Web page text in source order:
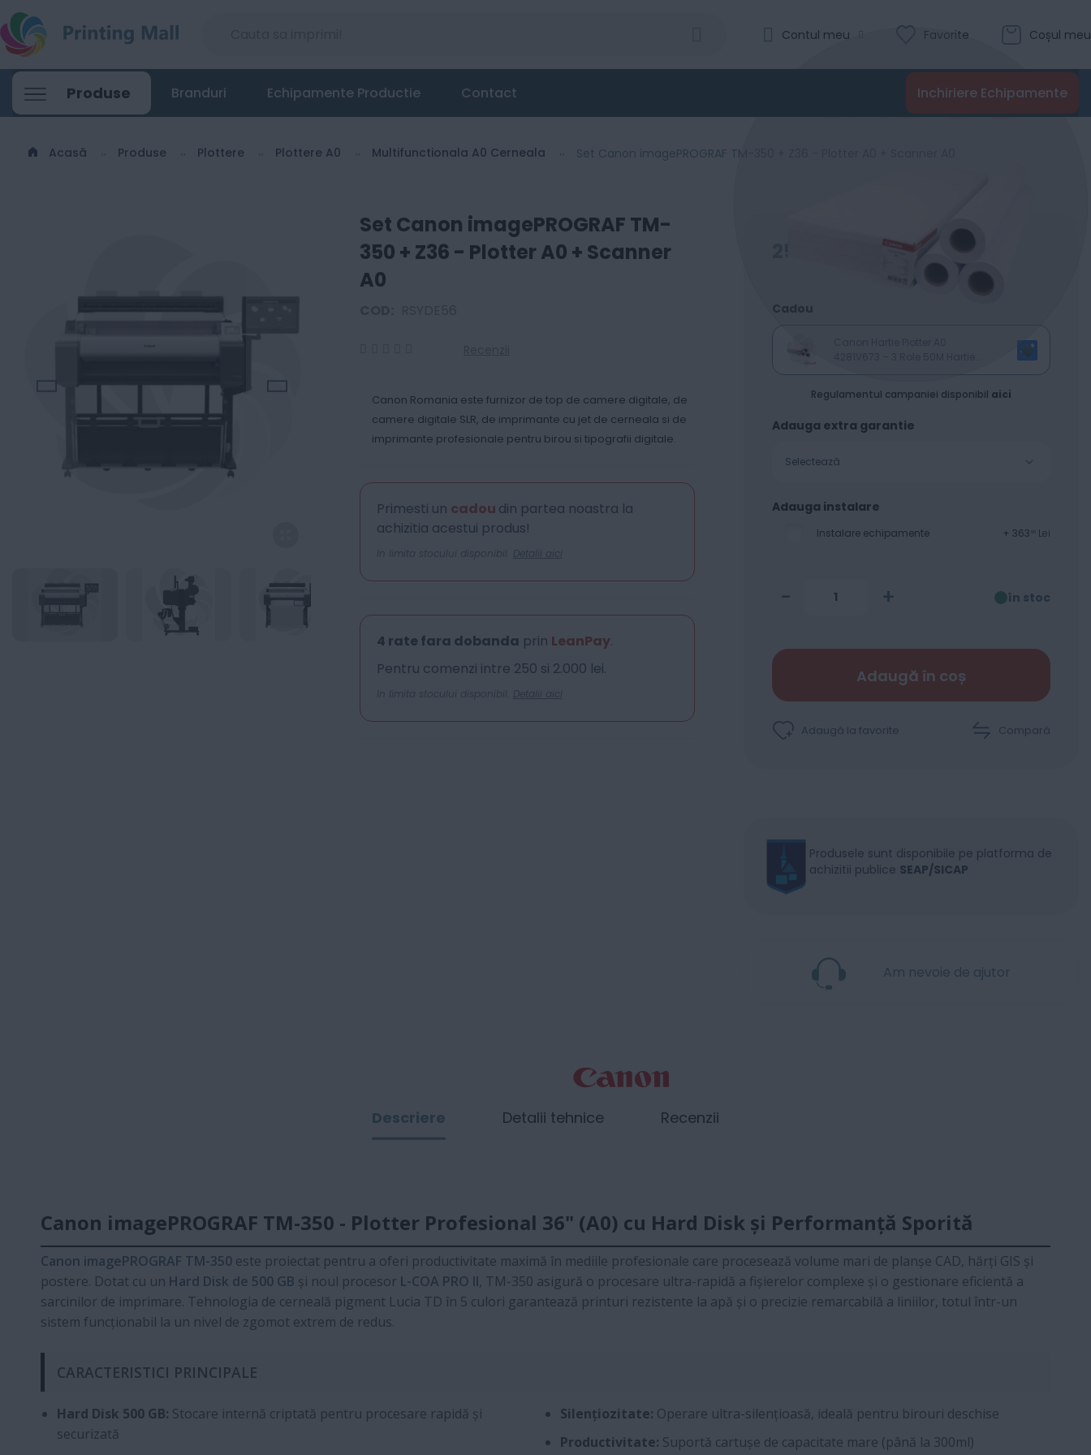
Coșul meu
Favorite
Contul meu
Produse Inchiriere Echipamente
Branduri Echipamente Productie Contact
Acasă Produse Plottere Plottere A0 Multifunctionala A0 Cerneala Set Canon imagePROGRAF TM-350 + Z36 - Plotter A0 + Scanner A0
Set Canon imagePROGRAF TM-
350 + Z36 - Plotter A0 + Scanner
A0
Canon Romania este furnizor de top de camere digitale, de
camere digitale SLR, de imprimante cu jet de cerneala si de
imprimante profesionale pentru birou si tipografii digitale.
Primesti un cadou din partea noastra la
achizitia acestui produs!
In limita stocului disponibil. Detalii aici
4 rate fara dobanda prin LeanPay.
Pentru comenzi intre 250 si 2.000 lei.
In limita stocului disponibil. Detalii aici
Cadou
Standard 80 gsm
Regulamentul campaniei disponibil aici
Adauga extra garantie
Selectează
Adauga instalare
Instalare echipamente + 363 Lei
- + în stoc
Adaugă în coș
Adaugă la favorite Compară
Produsele sunt disponibile pe platforma de
achizitii publice SEAP/SICAP
Am nevoie de ajutor
Set Canon imagePROGRAF TM-350 + Z36 - Plotter A0 + Scanner A0
Evaluare:
0
% of 100
Recenzii
25550 00Lei Adaugă în coș
Descriere
Canon imagePROGRAF TM-350 - Plotter Profesional 36" (A0) cu Hard Disk și Performanță Sporită
Canon imagePROGRAF TM-350 este proiectat pentru a oferi productivitate maximă în mediile profesionale care procesează volume mari de planșe CAD, hărți GIS și
postere. Dotat cu un Hard Disk de 500 GB și noul procesor L-COA PRO II, TM-350 asigură o procesare ultra-rapidă a fișierelor complexe și o gestionare eficientă a
sarcinilor de imprimare. Tehnologia de cerneală pigment Lucia TD în 5 culori garantează printuri rezistente la apă și o precizie remarcabilă a liniilor, totul într-un
sistem funcționabil la un nivel de zgomot extrem de redus.
CARACTERISTICI PRINCIPALE
Hard Disk 500 GB: Stocare internă criptată pentru procesare rapidă și
securizată
Silențiozitate: Operare ultra-silențioasă, ideală pentru birouri deschise
Productivitate: Suportă cartușe de capacitate mare (până la 300ml)
Detalii tehnice Recenzii